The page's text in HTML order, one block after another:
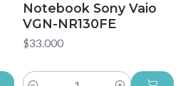
Notebook Sony Vaio
VGN-NR130FE
$33.000